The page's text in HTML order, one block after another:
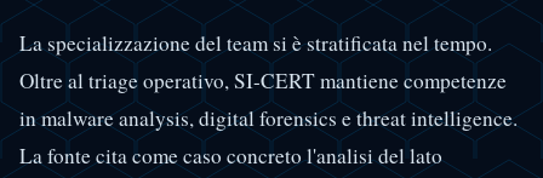
La specializzazione del team si è stratificata nel tempo.
Oltre al triage operativo, SI-CERT mantiene competenze
in malware analysis, digital forensics e threat intelligence.
La fonte cita come caso concreto l'analisi del lato